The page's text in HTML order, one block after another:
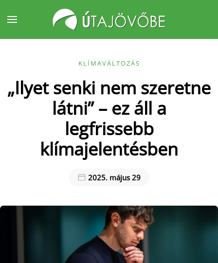
Fő tartalom átugrása
KLÍMAVÁLTOZÁS
„Ilyet senki nem szeretne
látni” – ez áll a
legfrissebb
klímajelentésben
2025. május 29